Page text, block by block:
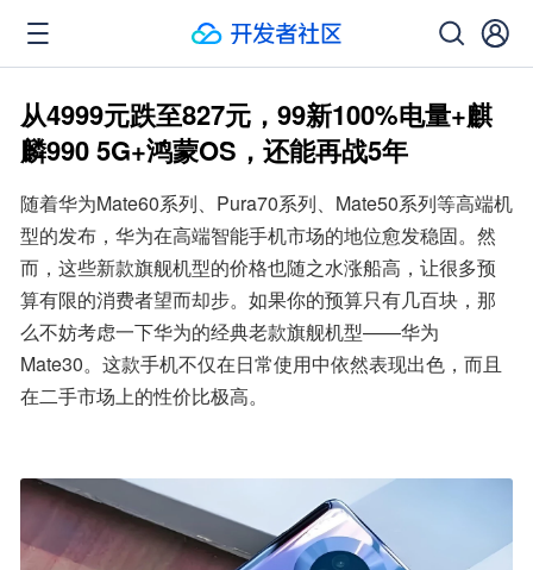
从4999元跌至827元，99新100%电量+麒
麟990 5G+鸿蒙OS，还能再战5年
随着华为Mate60系列、Pura70系列、Mate50系列等高端机
型的发布，华为在高端智能手机市场的地位愈发稳固。然
而，这些新款旗舰机型的价格也随之水涨船高，让很多预
算有限的消费者望而却步。如果你的预算只有几百块，那
么不妨考虑一下华为的经典老款旗舰机型——华为
Mate30。这款手机不仅在日常使用中依然表现出色，而且
在二手市场上的性价比极高。